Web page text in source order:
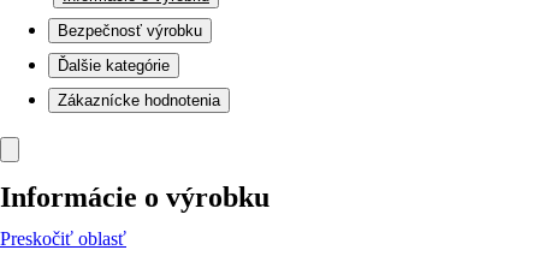
Bezpečnosť výrobku
Ďalšie kategórie
Zákaznícke hodnotenia
Informácie o výrobku
Preskočiť oblasť